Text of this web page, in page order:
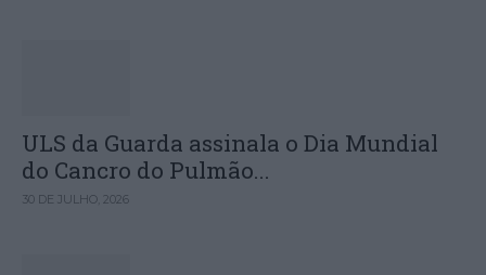
ULS da Guarda assinala o Dia Mundial
do Cancro do Pulmão...
30 DE JULHO, 2026